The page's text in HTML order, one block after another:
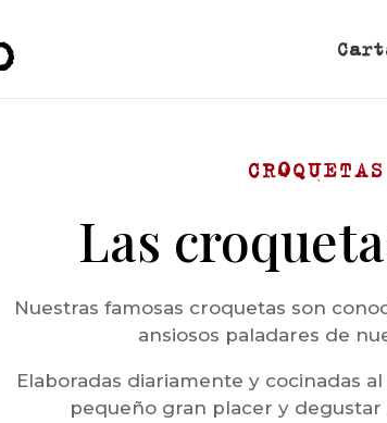
Las
Nuestras famosas croquetas son
ansiosos paladares de
Elaboradas diariamente y cocinadas
pequeño gran placer y